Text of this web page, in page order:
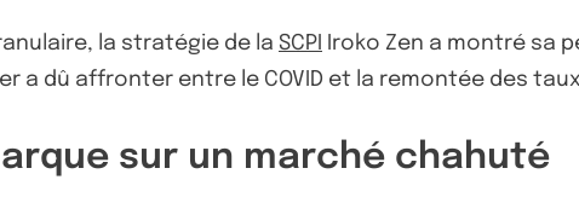
la stratégie de la SCPI
Iroko Zen a montré sa
a dû affronter entre le COVID et la remontée des
sur un marché chahuté